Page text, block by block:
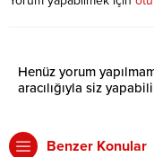
Henüz yorum
aracılığıyla siz
Benzer Konular